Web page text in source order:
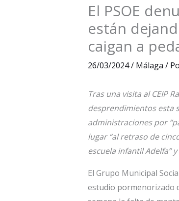
El PSOE
están
caigan a
26/03/2024/ Málaga /
Tras una visita al CEIP
desprendimientos esta
administraciones por
lugar “al retraso de
escuela infantil Adelfa”
El Grupo Municipal
estudio pormenorizado